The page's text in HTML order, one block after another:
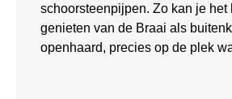
schoorsteenpijpen. Zo kan je het
genieten van de Braai als
openhaard, precies op de plek